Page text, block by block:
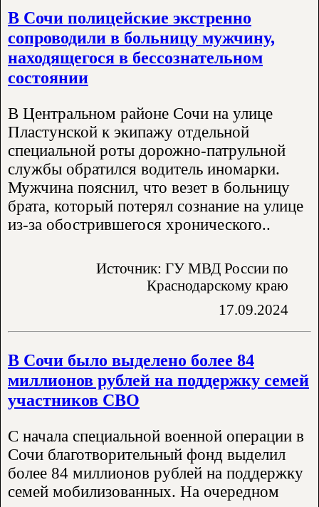
В Сочи полицейские экстренно
сопроводили в больницу мужчину,
находящегося в бессознательном
состоянии
В Центральном районе Сочи на улице
Пластунской к экипажу отдельной
специальной роты дорожно-патрульной
службы обратился водитель иномарки.
Мужчина пояснил, что везет в больницу
брата, который потерял сознание на улице
из-за обострившегося хронического..
Источник: ГУ МВД России по
Краснодарскому краю
17.09.2024
В Сочи было выделено более 84
миллионов рублей на поддержку семей
участников СВО
С начала специальной военной операции в
Сочи благотворительный фонд выделил
более 84 миллионов рублей на поддержку
семей мобилизованных. На очередном